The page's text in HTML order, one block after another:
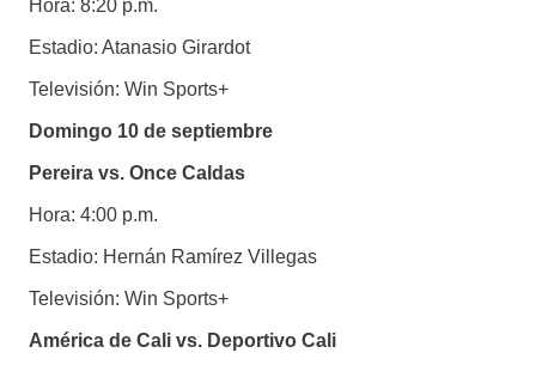
Hora: 8:20 p.m.
Estadio: Atanasio Girardot
Televisión: Win Sports+
Domingo 10 de septiembre
Pereira vs. Once Caldas
Hora: 4:00 p.m.
Estadio: Hernán Ramírez Villegas
Televisión: Win Sports+
América de Cali vs. Deportivo Cali